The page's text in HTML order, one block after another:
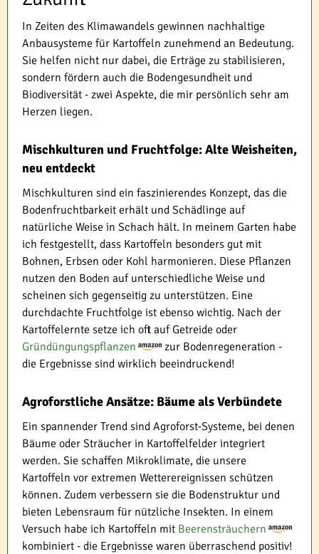
In Zeiten des Klimawandels gewinnen nachhaltige
Anbausysteme für Kartoffeln zunehmend an Bedeutung.
Sie helfen nicht nur dabei, die Erträge zu stabilisieren,
sondern fördern auch die Bodengesundheit und
Biodiversität - zwei Aspekte, die mir persönlich sehr am
Herzen liegen.
Mischkulturen und Fruchtfolge: Alte Weisheiten,
neu entdeckt
Mischkulturen sind ein faszinierendes Konzept, das die
Bodenfruchtbarkeit erhält und Schädlinge auf
natürliche Weise in Schach hält. In meinem Garten habe
ich festgestellt, dass Kartoffeln besonders gut mit
Bohnen, Erbsen oder Kohl harmonieren. Diese Pflanzen
nutzen den Boden auf unterschiedliche Weise und
scheinen sich gegenseitig zu unterstützen. Eine
durchdachte Fruchtfolge ist ebenso wichtig. Nach der
Kartoffelernte setze ich oft auf Getreide oder
Gründüngungspflanzen
zur Bodenregeneration -
die Ergebnisse sind wirklich beeindruckend!
Agroforstliche Ansätze: Bäume als Verbündete
Ein spannender Trend sind Agroforst-Systeme, bei denen
Bäume oder Sträucher in Kartoffelfelder integriert
werden. Sie schaffen Mikroklimate, die unsere
Kartoffeln vor extremen Wetterereignissen schützen
können. Zudem verbessern sie die Bodenstruktur und
bieten Lebensraum für nützliche Insekten. In einem
Versuch habe ich Kartoffeln mit Beerensträuchern
kombiniert - die Ergebnisse waren überraschend positiv!